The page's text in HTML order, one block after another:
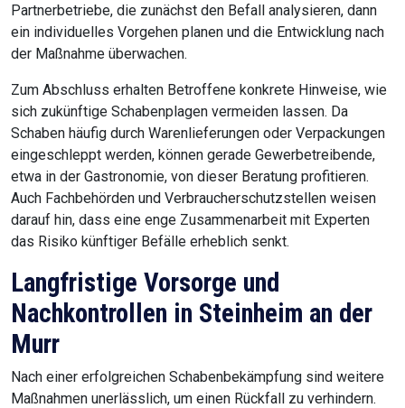
Partnerbetriebe, die zunächst den Befall analysieren, dann
ein individuelles Vorgehen planen und die Entwicklung nach
der Maßnahme überwachen.
Zum Abschluss erhalten Betroffene konkrete Hinweise, wie
sich zukünftige Schabenplagen vermeiden lassen. Da
Schaben häufig durch Warenlieferungen oder Verpackungen
eingeschleppt werden, können gerade Gewerbetreibende,
etwa in der Gastronomie, von dieser Beratung profitieren.
Auch Fachbehörden und Verbraucherschutzstellen weisen
darauf hin, dass eine enge Zusammenarbeit mit Experten
das Risiko künftiger Befälle erheblich senkt.
Langfristige Vorsorge und
Nachkontrollen in Steinheim an der
Murr
Nach einer erfolgreichen Schabenbekämpfung sind weitere
Maßnahmen unerlässlich, um einen Rückfall zu verhindern.